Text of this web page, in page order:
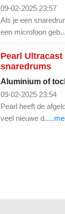
09-02-2025 23:57
Als je een
een microfoon geb
Pearl
snaredrums
Aluminium of
09-02-2025 23:54
Pearl heeft de
veel nieuwe d